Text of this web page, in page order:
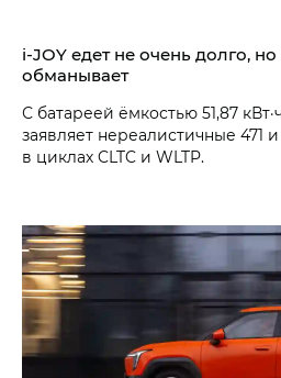
i‑JOY едет не очень долго,
обманывает
С батареей ёмкостью 51,87
заявляет нереалистичные 471
в циклах CLTC и WLTP.